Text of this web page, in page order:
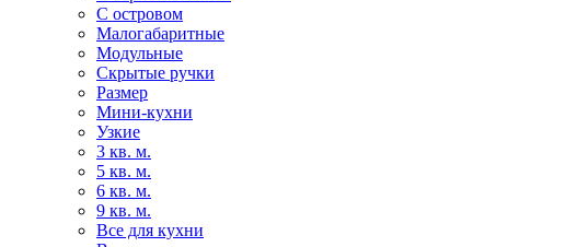
С островом
Малогабаритные
Модульные
Скрытые ручки
Размер
Мини-кухни
Узкие
3 кв. м.
5 кв. м.
6 кв. м.
9 кв. м.
Все для кухни